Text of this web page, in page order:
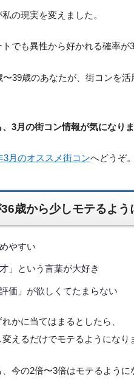
私の現実を変えました。
でも異性から好かれる確率が
〜39歳のあなたが、街コンを
、3月の街コン情報が気になりま
3月のオススメ街コンへどうぞ。
歳から少しモテるよう
やすい
」という言葉が大好き
価」が欲しくてたまらない
かに当てはまるとしたら、
えるだけでモテるようになり
今の2倍〜3倍はモテるように